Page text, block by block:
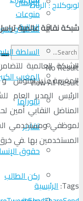
منوعات
ثقافة و
No Result
View All Result
الجالية
السلطة
المغرب
بانوراما
تقارير
حقوق
ركن الطالب
لوبوكلاج : الرباط
شبكة نقابية عالمية
الشبكة العالمية
المغربية عزيز اخنوش و
الرئيس المدير العام
المناضل النقابي أمين
لموظفي ومستخدمي
المستخدمين بها .في خرق
Tags: الرئيسية